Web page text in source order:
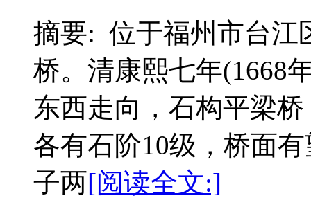
摘要: 位于福州市台江
桥。清康熙七年(1668
东西走向，石构平梁
各有石阶10级，桥面
子两[阅读全文:]